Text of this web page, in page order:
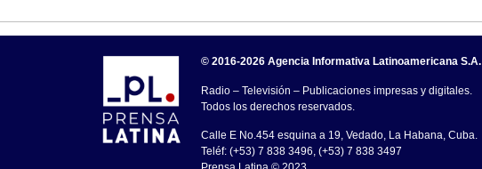
© 2016-2026 Agencia Informativa Latinoamericana S.A.
Radio – Televisión – Publicaciones impresas y digitales.
Todos los derechos reservados.
Calle E No.454 esquina a 19, Vedado, La Habana, Cuba.
Teléf: (+53) 7 838 3496, (+53) 7 838 3497